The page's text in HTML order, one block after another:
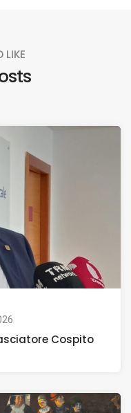
LIKE
Cospito